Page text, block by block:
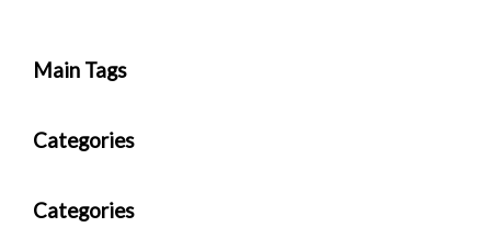
Main Tags
Categories
Categories